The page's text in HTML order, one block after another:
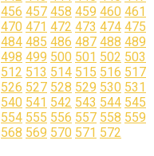
456 457 458 459 460 461
470 471 472 473 474 475
484 485 486 487 488 489
498 499 500 501 502 503
512 513 514 515 516 517
526 527 528 529 530 531
540 541 542 543 544 545
554 555 556 557 558 559
568 569 570 571 572